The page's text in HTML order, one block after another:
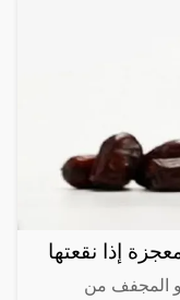
إذا نقعتها
المجفف من